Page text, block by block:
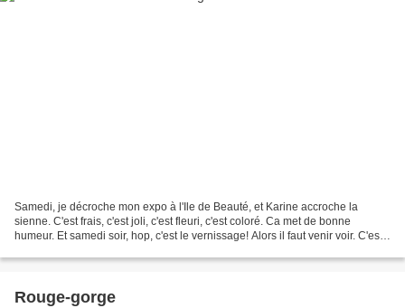
Samedi, je décroche mon expo à l'Ile de Beauté, et Karine accroche la
sienne. C'est frais, c'est joli, c'est fleuri, c'est coloré. Ca met de bonne
humeur. Et samedi soir, hop, c'est le vernissage! Alors il faut venir voir. C'est
Rouge-gorge